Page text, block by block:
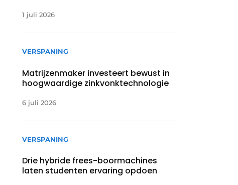
1 juli 2026
VERSPANING
Matrijzenmaker investeert bewust in
hoogwaardige zinkvonktechnologie
6 juli 2026
VERSPANING
Drie hybride frees-boormachines
laten studenten ervaring opdoen